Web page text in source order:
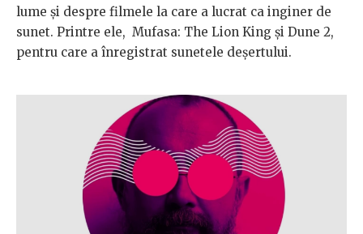
lume și despre filmele la care a lucrat ca inginer de
sunet. Printre ele, Mufasa: The Lion King și Dune 2,
pentru care a înregistrat sunetele deșertului.